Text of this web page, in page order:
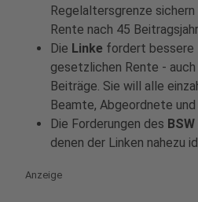
Regelaltersgrenze
Rente nach 45
Die Linke fordert bessere
gesetzlichen Rente -
Beiträge. Sie will alle
Beamte, Abgeordnete
Die Forderungen des BSW
denen der Linken nahezu
Anzeige